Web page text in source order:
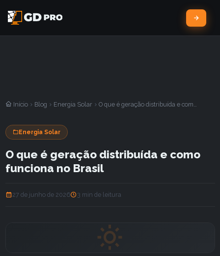
Início Blog Energia Solar O que é geração distribuída e como funciona no Brasil
Energia Solar
O que é geração distribuída e como
funciona no Brasil
27 de junho de 2026 3 min de leitura